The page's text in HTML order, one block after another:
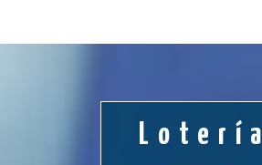
Lotería